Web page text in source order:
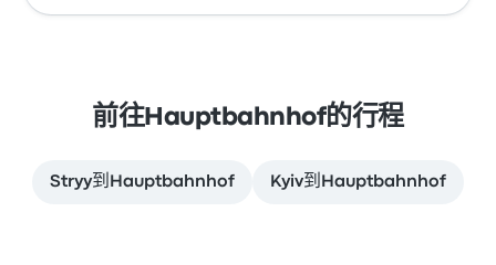
前往Hauptbahnhof的行程
Stryy到Hauptbahnhof Kyiv到Hauptbahnhof